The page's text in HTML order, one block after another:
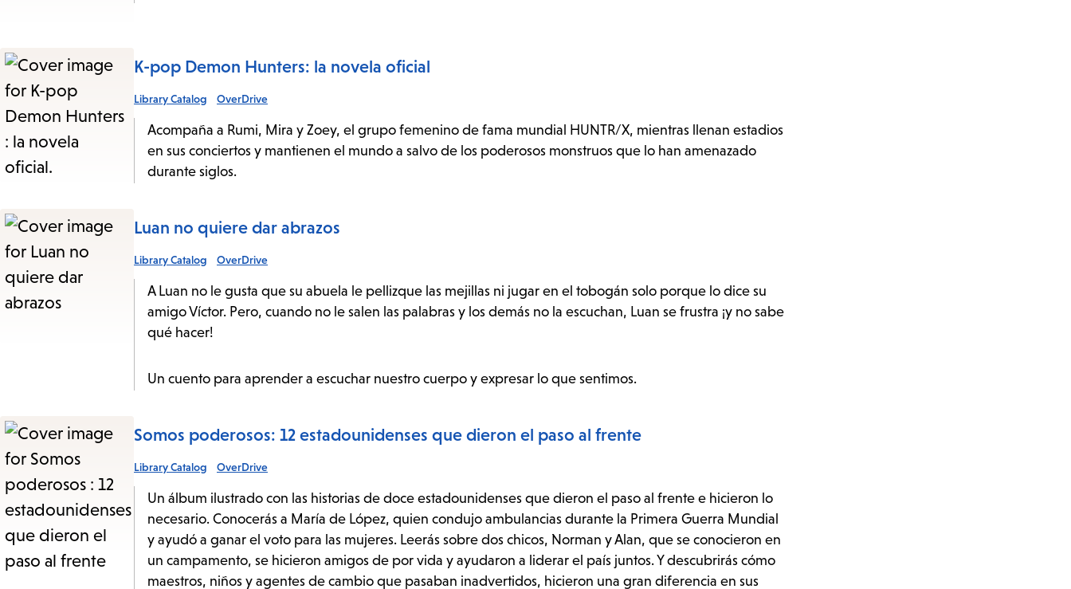
K-pop Demon Hunters: la novela oficial
Library Catalog OverDrive
Acompaña a Rumi, Mira y Zoey, el grupo femenino de fama mundial HUNTR/X, mientras llenan estadios
en sus conciertos y mantienen el mundo a salvo de los poderosos monstruos que lo han amenazado
durante siglos.
Luan no quiere dar abrazos
Library Catalog OverDrive
A Luan no le gusta que su abuela le pellizque las mejillas ni jugar en el tobogán solo porque lo dice su
amigo Víctor. Pero, cuando no le salen las palabras y los demás no la escuchan, Luan se frustra ¡y no sabe
qué hacer!
Un cuento para aprender a escuchar nuestro cuerpo y expresar lo que sentimos.
Somos poderosos: 12 estadounidenses que dieron el paso al frente
Library Catalog OverDrive
Un álbum ilustrado con las historias de doce estadounidenses que dieron el paso al frente e hicieron lo
necesario. Conocerás a María de López, quien condujo ambulancias durante la Primera Guerra Mundial
y ayudó a ganar el voto para las mujeres. Leerás sobre dos chicos, Norman y Alan, que se conocieron en
un campamento, se hicieron amigos de por vida y ayudaron a liderar el país juntos. Y descubrirás cómo
maestros, niños y agentes de cambio que pasaban inadvertidos, hicieron una gran diferencia en sus